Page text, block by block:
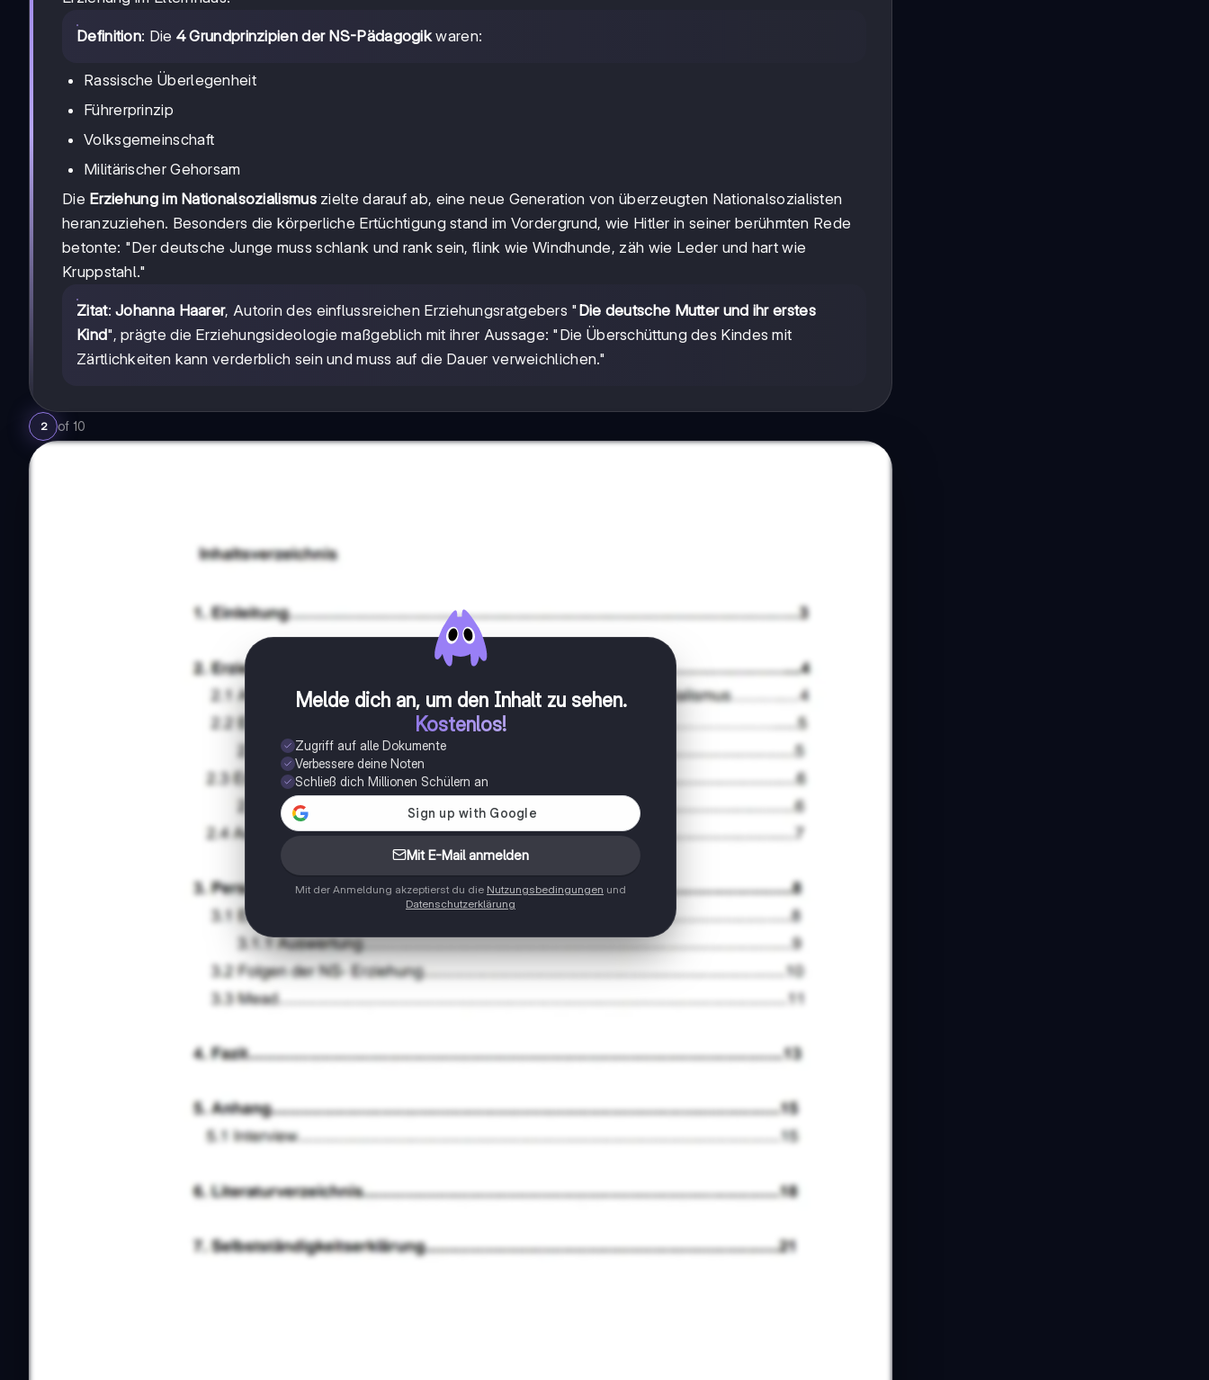
Definition: Die 4 Grundprinzipien der NS-Pädagogikwaren:
Rassische Überlegenheit
Führerprinzip
Volksgemeinschaft
Militärischer Gehorsam
Die Erziehung im Nationalsozialismuszielte darauf ab, eine neue Generation von überzeugten Nationalsozialisten
heranzuziehen. Besonders die körperliche Ertüchtigung stand im Vordergrund, wie Hitler in seiner berühmten Rede
betonte: "Der deutsche Junge muss schlank und rank sein, flink wie Windhunde, zäh wie Leder und hart wie
Kruppstahl."
Zitat:Johanna Haarer, Autorin des einflussreichen Erziehungsratgebers " Die deutsche Mutter und ihr erstes
Kind", prägte die Erziehungsideologie maßgeblich mit ihrer Aussage: "Die Überschüttung des Kindes mit
Zärtlichkeiten kann verderblich sein und muss auf die Dauer verweichlichen."
2 of 10
Melde dich an, um den Inhalt zu sehen.
Kostenlos!
Zugriff auf alle Dokumente
Verbessere deine Noten
Schließ dich Millionen Schülern an
Mit E-Mail anmelden
Mit der Anmeldung akzeptierst du die Nutzungsbedingungen und
Datenschutzerklärung